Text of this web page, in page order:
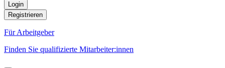
Login
Registrieren
Für Arbeitgeber
Finden Sie qualifizierte Mitarbeiter:innen